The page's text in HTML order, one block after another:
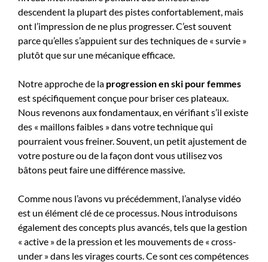
descendent la plupart des pistes confortablement, mais
ont l’impression de ne plus progresser. C’est souvent
parce qu’elles s’appuient sur des techniques de « survie »
plutôt que sur une mécanique efficace.
Notre approche de la progression en ski pour femmes
est spécifiquement conçue pour briser ces plateaux.
Nous revenons aux fondamentaux, en vérifiant s’il existe
des « maillons faibles » dans votre technique qui
pourraient vous freiner. Souvent, un petit ajustement de
votre posture ou de la façon dont vous utilisez vos
bâtons peut faire une différence massive.
Comme nous l’avons vu précédemment, l’analyse vidéo
est un élément clé de ce processus. Nous introduisons
également des concepts plus avancés, tels que la gestion
« active » de la pression et les mouvements de « cross-
under » dans les virages courts. Ce sont ces compétences